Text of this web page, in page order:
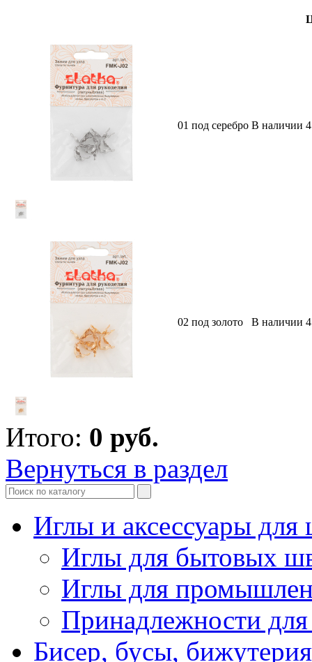
01 под серебро В наличии
02 под золото В наличии
Итого: 0 руб.
Вернуться в раздел
Иглы и аксессуары
Иглы для бытовых
Иглы для
Принадлежности
Бисер, бусы, бижутерия